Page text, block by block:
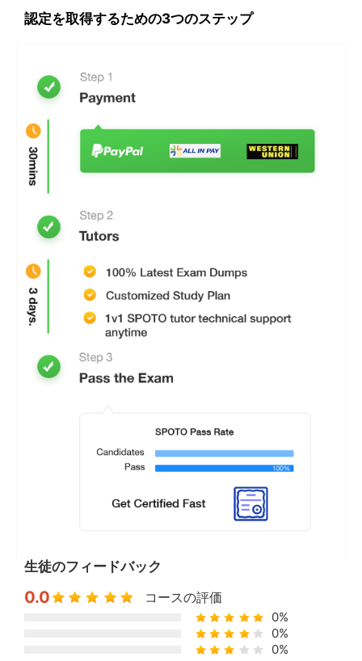
リスクプロセスファシリテーション25〜28％
認定を取得するための3つのステップ
生徒のフィードバック
0.0 コースの評価
0%
0%
0%